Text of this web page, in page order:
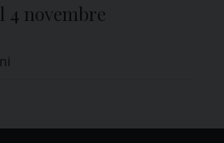
4 novembre